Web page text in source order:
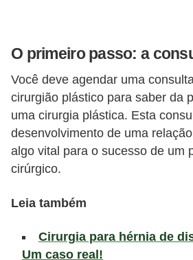
O primeiro passo: a
Você deve agendar uma
cirurgião plástico para saber da
uma cirurgia plástica. Esta
desenvolvimento de uma
algo vital para o sucesso de um
cirúrgico.
Leia também
Cirurgia para hérnia de
Um caso real!
e
n
a
ç
ã
S
u